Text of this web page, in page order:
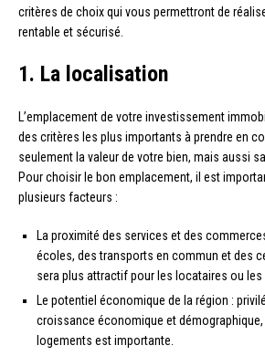
critères de choix qui vous permettront de
rentable et sécurisé.
1. La localisation
L’emplacement de votre investissement
des critères les plus importants à prendre en
seulement la valeur de votre bien, mais aussi
Pour choisir le bon emplacement, il est
plusieurs facteurs :
La proximité des services et des
écoles, des transports en commun et des
sera plus attractif pour les locataires ou les
Le potentiel économique de la région :
croissance économique et démographique,
logements est importante.